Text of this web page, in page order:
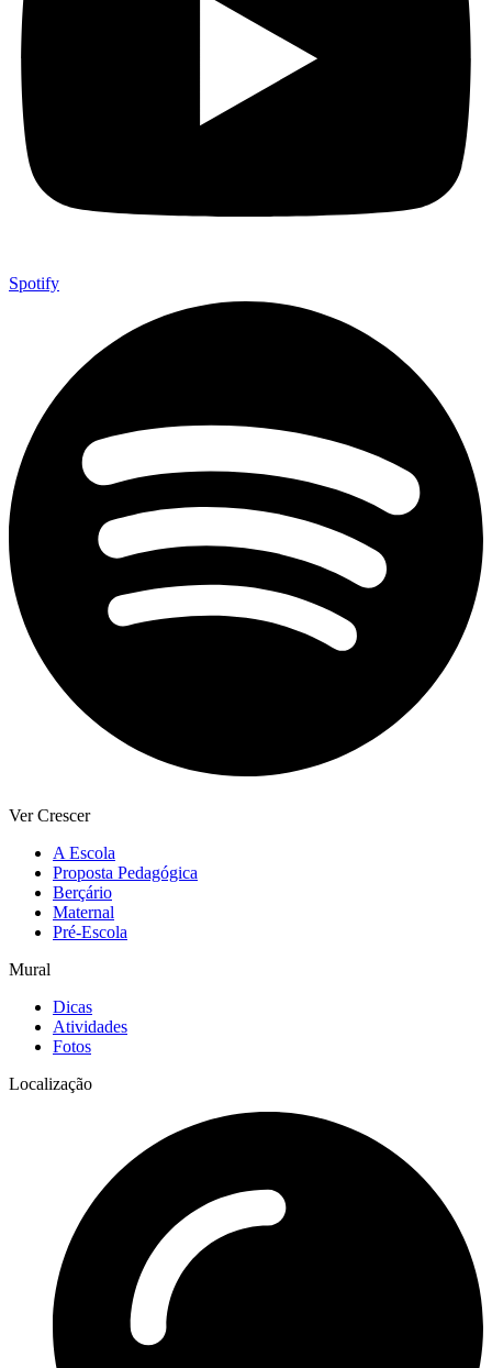
Spotify
Ver Crescer
A Escola
Proposta Pedagógica
Berçário
Maternal
Pré-Escola
Mural
Dicas
Atividades
Fotos
Localização